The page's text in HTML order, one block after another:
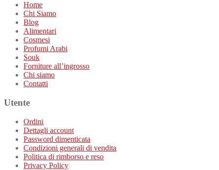
Home
Chi Siamo
Blog
Alimentari
Cosmesi
Profumi Arabi
Souk
Forniture all’ingrosso
Chi siamo
Contatti
Utente
Ordini
Dettagli account
Password dimenticata
Condizioni generali di vendita
Politica di rimborso e reso
Privacy Policy